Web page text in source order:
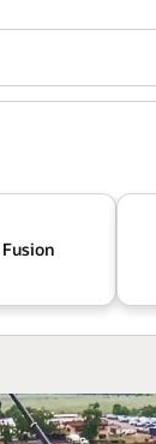
Fusion